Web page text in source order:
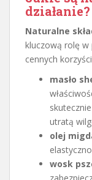
działanie?
Naturalne
kluczową rolę w
cennych
masło
utratą
olej
wosk